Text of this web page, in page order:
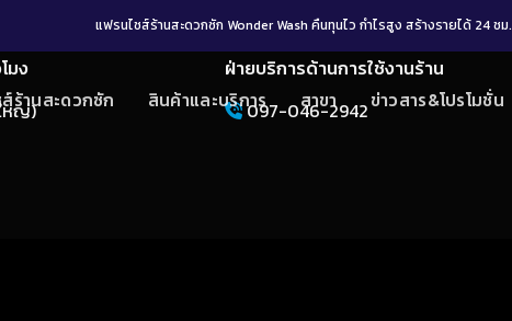
แฟรนไชส์ร้านสะดวกซัก Wonder Wash คืนทุนไว กำไรสูง สร้างรายได้ 24 ชม.
ร้านสะดวกซัก สินค้าและบริการ สาขา ข่าวสาร&โปรโมชั่น
มง
หญ่)
ฝ่ายบริการด้านการใช้งานร้าน
097-046-2942